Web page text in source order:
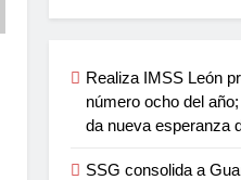
Realiza IMSS León
número ocho del
da nueva esperanza
SSG consolida a